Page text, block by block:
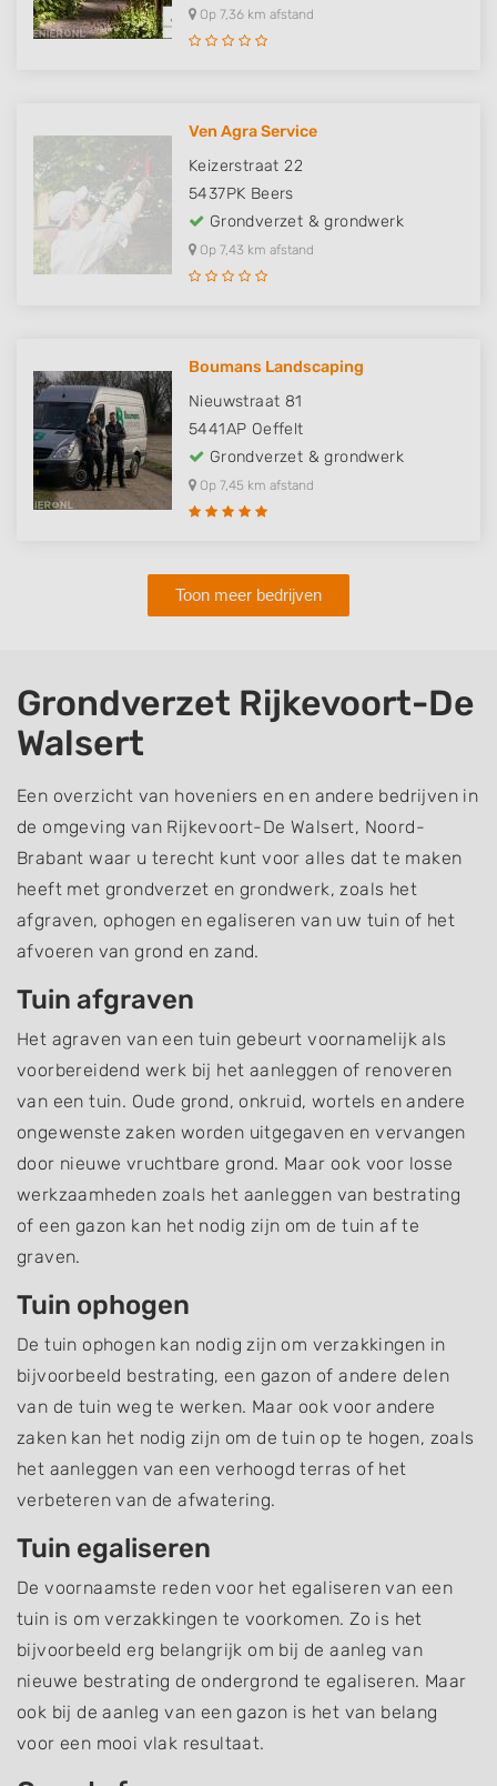
Op 7,36 km afstand
Ven Agra Service
Keizerstraat 22
5437PK Beers
Grondverzet & grondwerk
Op 7,43 km afstand
Boumans Landscaping
Nieuwstraat 81
5441AP Oeffelt
Grondverzet & grondwerk
Op 7,45 km afstand
Toon meer bedrijven
Grondverzet Rijkevoort-De
Walsert
Een overzicht van hoveniers en en andere bedrijven in
de omgeving van Rijkevoort-De Walsert, Noord-
Brabant waar u terecht kunt voor alles dat te maken
heeft met grondverzet en grondwerk, zoals het
afgraven, ophogen en egaliseren van uw tuin of het
afvoeren van grond en zand.
Tuin afgraven
Het agraven van een tuin gebeurt voornamelijk als
voorbereidend werk bij het aanleggen of renoveren
van een tuin. Oude grond, onkruid, wortels en andere
ongewenste zaken worden uitgegaven en vervangen
door nieuwe vruchtbare grond. Maar ook voor losse
werkzaamheden zoals het aanleggen van bestrating
of een gazon kan het nodig zijn om de tuin af te
graven.
Tuin ophogen
De tuin ophogen kan nodig zijn om verzakkingen in
bijvoorbeeld bestrating, een gazon of andere delen
van de tuin weg te werken. Maar ook voor andere
zaken kan het nodig zijn om de tuin op te hogen, zoals
het aanleggen van een verhoogd terras of het
verbeteren van de afwatering.
Tuin egaliseren
De voornaamste reden voor het egaliseren van een
tuin is om verzakkingen te voorkomen. Zo is het
bijvoorbeeld erg belangrijk om bij de aanleg van
nieuwe bestrating de ondergrond te egaliseren. Maar
ook bij de aanleg van een gazon is het van belang
voor een mooi vlak resultaat.